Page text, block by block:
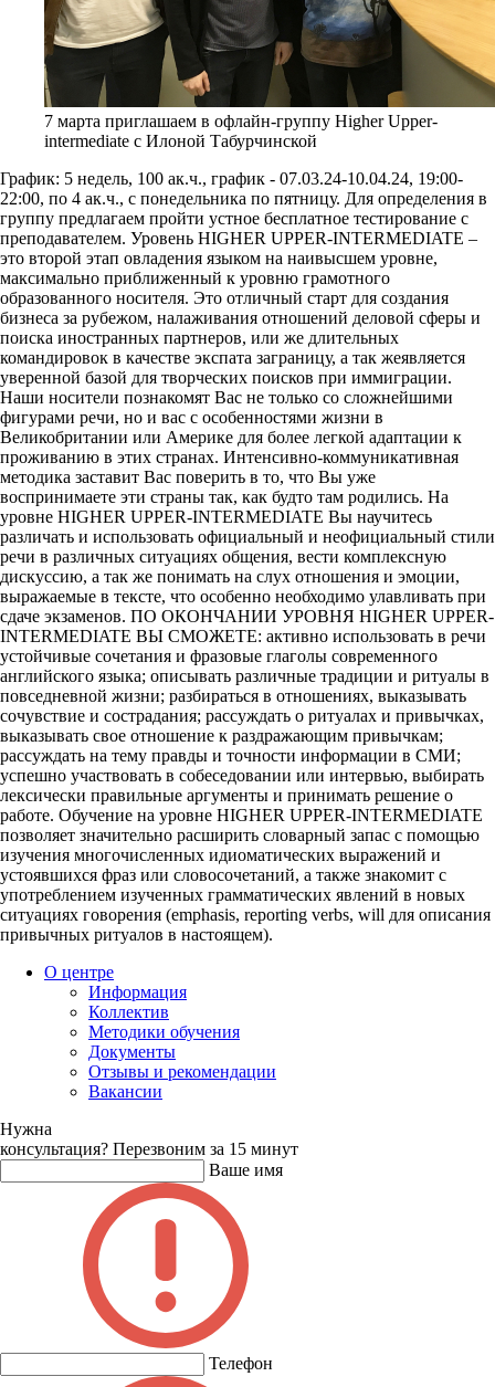
7 марта приглашаем в офлайн-группу Higher Upper-
intermediate с Илоной Табурчинской
График: 5 недель, 100 ак.ч., график - 07.03.24-10.04.24, 19:00-
22:00, по 4 ак.ч., с понедельника по пятницу. Для определения в
группу предлагаем пройти устное бесплатное тестирование с
преподавателем. Уровень HIGHER UPPER-INTERMEDIATE –
это второй этап овладения языком на наивысшем уровне,
максимально приближенный к уровню грамотного
образованного носителя. Это отличный старт для создания
бизнеса за рубежом, налаживания отношений деловой сферы и
поиска иностранных партнеров, или же длительных
командировок в качестве экспата заграницу, а так жеявляется
уверенной базой для творческих поисков при иммиграции.
Наши носители познакомят Вас не только со сложнейшими
фигурами речи, но и вас с особенностями жизни в
Великобритании или Америке для более легкой адаптации к
проживанию в этих странах. Интенсивно-коммуникативная
методика заставит Вас поверить в то, что Вы уже
воспринимаете эти страны так, как будто там родились. На
уровне HIGHER UPPER-INTERMEDIATE Вы научитесь
различать и использовать официальный и неофициальный стили
речи в различных ситуациях общения, вести комплексную
дискуссию, а так же понимать на слух отношения и эмоции,
выражаемые в тексте, что особенно необходимо улавливать при
сдаче экзаменов. ПО ОКОНЧАНИИ УРОВНЯ HIGHER UPPER-
INTERMEDIATE ВЫ СМОЖЕТЕ: активно использовать в речи
устойчивые сочетания и фразовые глаголы современного
английского языка; описывать различные традиции и ритуалы в
повседневной жизни; разбираться в отношениях, выказывать
сочувствие и сострадания; рассуждать о ритуалах и привычках,
выказывать свое отношение к раздражающим привычкам;
рассуждать на тему правды и точности информации в СМИ;
успешно участвовать в собеседовании или интервью, выбирать
лексически правильные аргументы и принимать решение о
работе. Обучение на уровне HIGHER UPPER-INTERMEDIATE
позволяет значительно расширить словарный запас с помощью
изучения многочисленных идиоматических выражений и
устоявшихся фраз или словосочетаний, а также знакомит с
употреблением изученных грамматических явлений в новых
ситуациях говорения (emphasis, reporting verbs, will для описания
привычных ритуалов в настоящем).
О центре
Информация
Коллектив
Методики обучения
Документы
Отзывы и рекомендации
Вакансии
Нужна
консультация? Перезвоним за 15 минут
Ваше имя
Телефон